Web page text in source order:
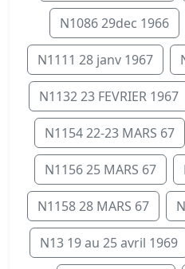
N1086 29dec 1966
N1111 28 janv 1967
N1132 23 FEVRIER 1967
N1154 22-23 MARS 67
N1156 25 MARS 67
N1158 28 MARS 67
N13 19 au 25 avril 1969